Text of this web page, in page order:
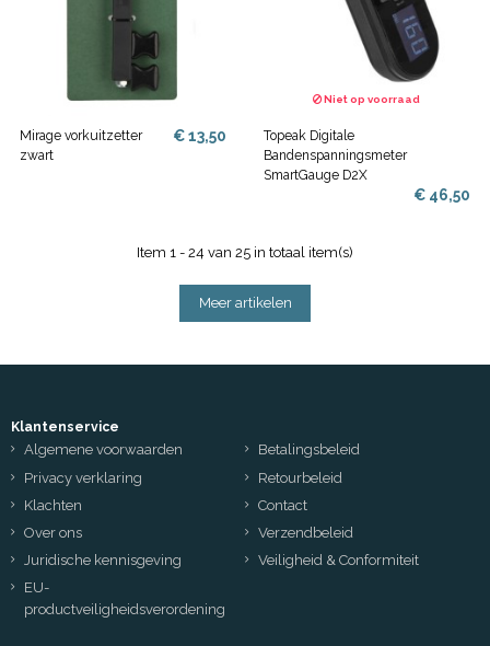
Mirage vorkuitzetter
zwart
€ 13,50
Niet op voorraad
Topeak Digitale
Bandenspanningsmeter
SmartGauge D2X
€ 46,50
Item 1 - 24 van 25 in totaal item(s)
Meer artikelen
Klantenservice
Algemene voorwaarden
Betalingsbeleid
Privacy verklaring
Retourbeleid
Klachten
Contact
Over ons
Verzendbeleid
Juridische kennisgeving
Veiligheid & Conformiteit
EU-
productveiligheidsverordening